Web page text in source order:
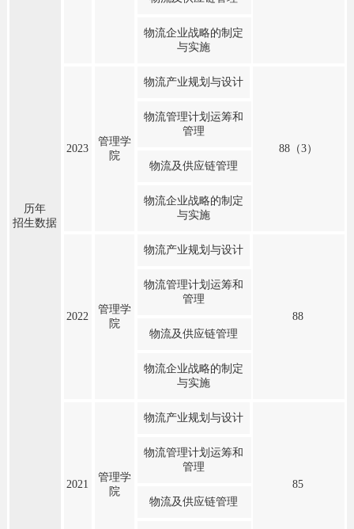
历年
招生数据
物流企业战略的制定
与实施
2023
管理学
院
物流产业规划与设计
88（3）
物流管理计划运筹和
管理
物流及供应链管理
物流企业战略的制定
与实施
2022
管理学
院
物流产业规划与设计
88
物流管理计划运筹和
管理
物流及供应链管理
物流企业战略的制定
与实施
2021
管理学
院
物流产业规划与设计
85
物流管理计划运筹和
管理
物流及供应链管理